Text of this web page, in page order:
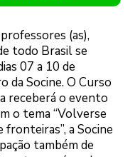
(as),
todo Brasil se
07 a 10 de
da Socine. O Curso
receberá o evento
o tema “Volverse
a Socine
também de